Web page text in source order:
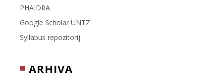
PHAIDRA
Google Scholar UNTZ
Syllabus repozitorij
ARHIVA